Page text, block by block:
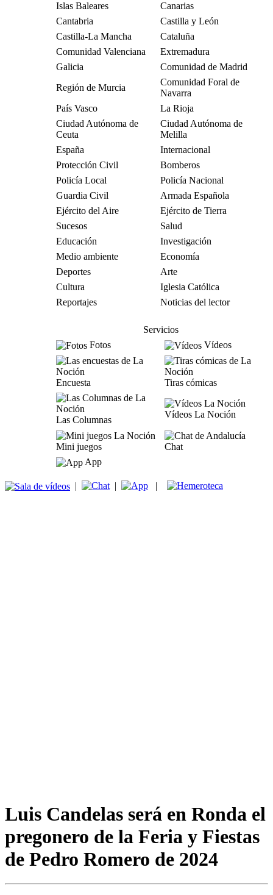
Islas Baleares
Canarias
Cantabria
Castilla y León
Castilla-La Mancha
Cataluña
Comunidad Valenciana
Extremadura
Galicia
Comunidad de Madrid
Región de Murcia
Comunidad Foral de
Navarra
País Vasco
La Rioja
Ciudad Autónoma de
Ceuta
Ciudad Autónoma de
Melilla
España
Internacional
Protección Civil
Bomberos
Policía Local
Policía Nacional
Guardia Civil
Armada Española
Ejército del Aire
Ejército de Tierra
Sucesos
Salud
Educación
Investigación
Medio ambiente
Economía
Deportes
Arte
Cultura
Iglesia Católica
Reportajes
Noticias del lector
Servicios
Fotos
Vídeos
Encuesta Tiras cómicas
Las Columnas
Vídeos La Noción
Mini juegos
Chat
App
| | |
Luis Candelas será en Ronda el
pregonero de la Feria y Fiestas
de Pedro Romero de 2024